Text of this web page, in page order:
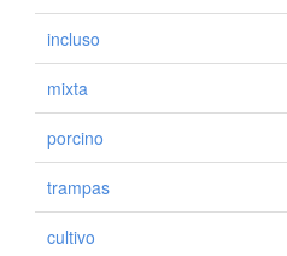
incluso
mixta
porcino
trampas
cultivo